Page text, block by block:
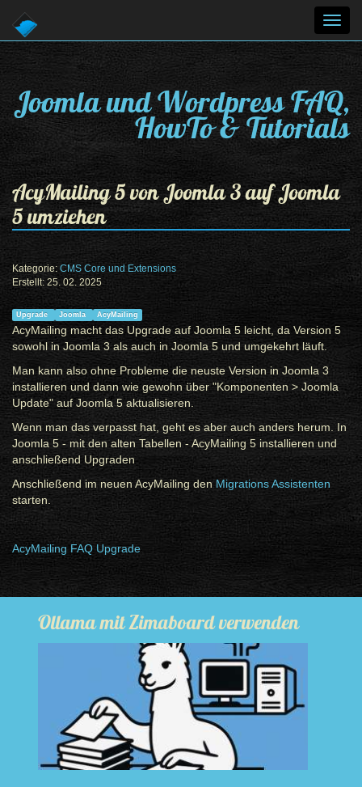
Joomla und Wordpress FAQ,
HowTo & Tutorials
AcyMailing 5 von Joomla 3 auf Joomla
5 umziehen
Kategorie: CMS Core und Extensions
Erstellt: 25. 02. 2025
Upgrade Joomla AcyMailing
AcyMailing macht das Upgrade auf Joomla 5 leicht, da Version 5
sowohl in Joomla 3 als auch in Joomla 5 und umgekehrt läuft.
Man kann also ohne Probleme die neuste Version in Joomla 3
installieren und dann wie gewohn über "Komponenten > Joomla
Update" auf Joomla 5 aktualisieren.
Wenn man das verpasst hat, geht es aber auch anders herum. In
Joomla 5 - mit den alten Tabellen - AcyMailing 5 installieren und
anschließend Upgraden
Anschließend im neuen AcyMailing denMigrations Assistenten
starten.
AcyMailing FAQ Upgrade
Ollama mit Zimaboard verwenden